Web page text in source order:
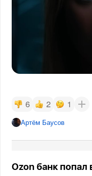
6 2 1
Артём Баусов
Ozon банк попал